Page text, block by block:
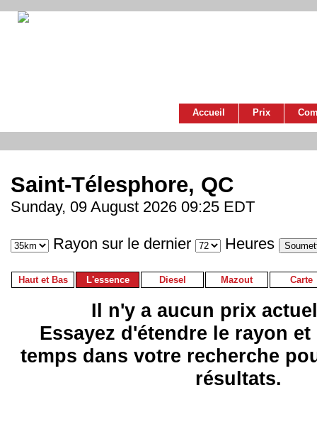
Accueil Prix
Saint-Télesphore, QC
Sunday, 09 August 2026 09:25 EDT
Rayon sur le dernier Heures
Haut et Bas L'essence Diesel Mazout Carte
Il n'y a aucun prix
Essayez d'étendre le rayon
temps dans votre recherche
résultats.